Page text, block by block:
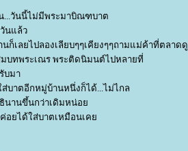
...วันนี้ไม่มีพระมาบิณฑบาต
นแล้ว
ก็เลยไปลองเลียบๆๆเคียงๆๆถามแม่ค้าที่ตลาดดู
บทพระเณร พระติดนิมนต์ไปหลายที่
บมา
บาตอีกหมู่บ้านหนึ่งก็ได้...ไม่ไกล
ธินานขึ้นกว่าเดิมหน่อ
อยได้ใส่บาตเหมือนเค